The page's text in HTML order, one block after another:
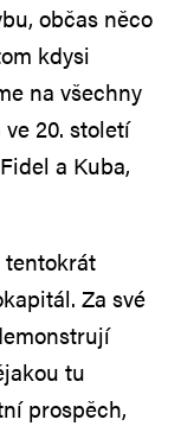
občas něco
kdysi
na všechny
20. století
a Kuba,
tentokrát
Za své
tu
prospěch,